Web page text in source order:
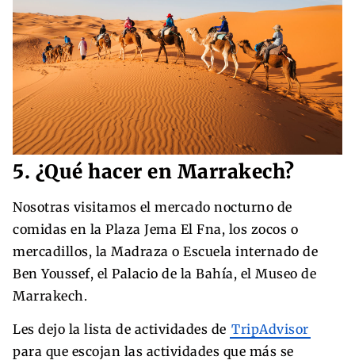
5. ¿Qué hacer en Marrakech?
Nosotras visitamos el mercado nocturno de
comidas en la Plaza Jema El Fna, los zocos o
mercadillos, la Madraza o Escuela internado de
Ben Youssef, el Palacio de la Bahía, el Museo de
Marrakech.
Les dejo la lista de actividades de TripAdvisor
para que escojan las actividades que más se